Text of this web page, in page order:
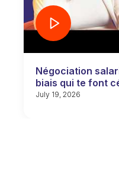
Négociation
biais qui te font
July 19, 2026